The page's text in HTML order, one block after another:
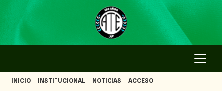
INICIO INSTITUCIONAL NOTICIAS ACCESO